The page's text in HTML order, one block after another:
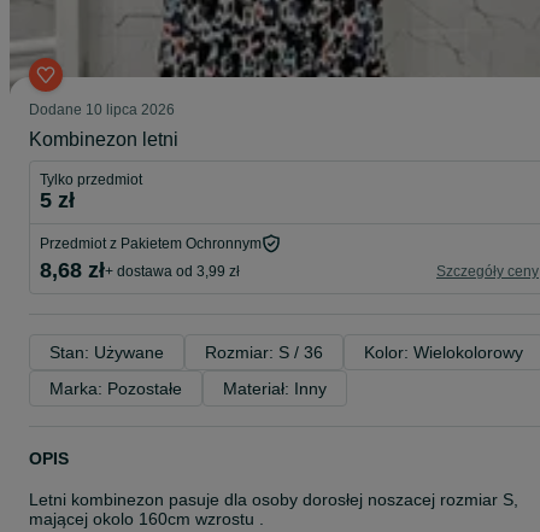
Dodane 10 lipca 2026
Kombinezon letni
Tylko przedmiot
5 zł
Przedmiot z Pakietem Ochronnym
8,68 zł+ dostawa od 3,99 zł Szczegóły ceny
Stan: Używane Rozmiar: S / 36
Kolor: Wielokolorowy
Marka: Pozostałe
Materiał: Inny
OPIS
Letni kombinezon pasuje dla osoby dorosłej noszacej rozmiar S,
mającej okolo 160cm wzrostu .